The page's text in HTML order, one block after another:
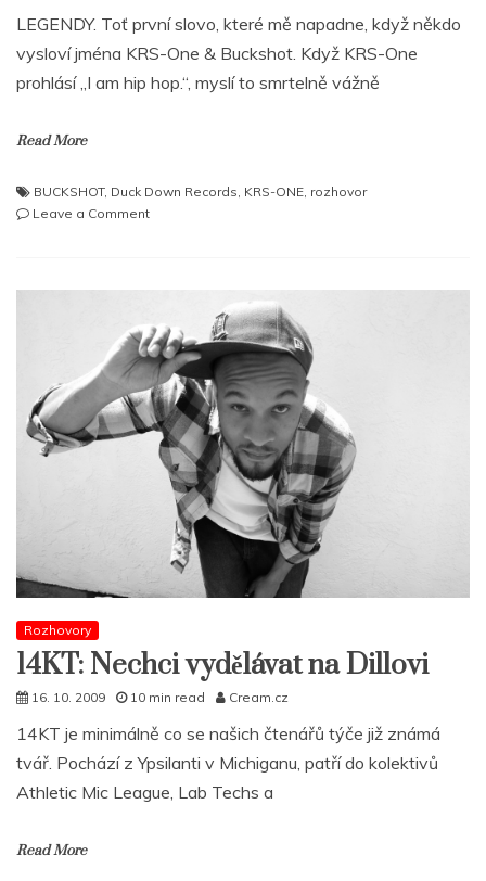
LEGENDY. Toť první slovo, které mě napadne, když někdo
vysloví jména KRS-One & Buckshot. Když KRS-One
prohlásí „I am hip hop.“, myslí to smrtelně vážně
Read More
BUCKSHOT, Duck Down Records, KRS-ONE, rozhovor
Leave a Commenton
to
jen
o
opravdové
lásce
dělání
hudby
Rozhovory
14KT: Nechci vydělávat na Dillovi
16. 10. 2009 10 min read Cream.cz
14KT je minimálně co se našich čtenářů týče již známá
tvář. Pochází z Ypsilanti v Michiganu, patří do kolektivů
Athletic Mic League, Lab Techs a
Read More